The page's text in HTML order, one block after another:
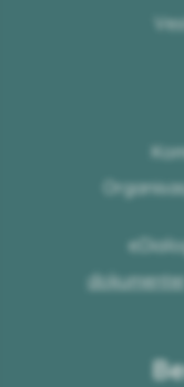
dokumenter